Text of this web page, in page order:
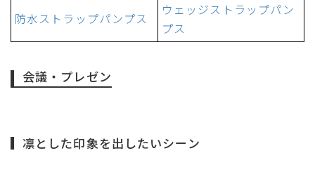
防水ストラップパンプス
ウェッジストラップパン
プス
会議・プレゼン
凛とした印象を出したいシーン